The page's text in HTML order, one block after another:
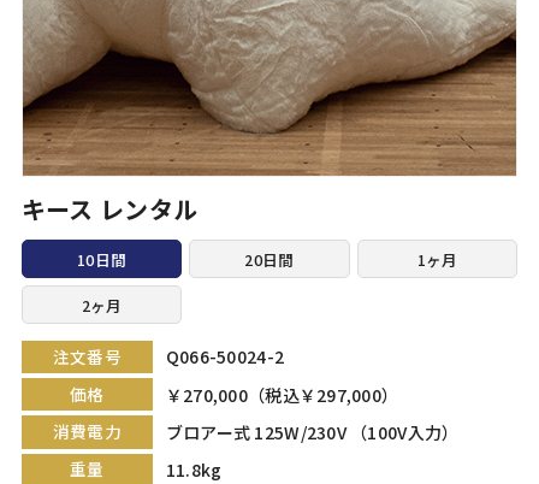
キース レンタル
10日間 20日間
1ヶ月
2ヶ月
注文番号
Q066-50024-2
価格
￥270,000（税込￥297,000）
消費電力
ブロアー式 125W/230V （100V入力）
重量
11.8kg